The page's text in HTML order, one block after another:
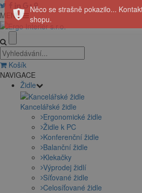
MENU
Košík
NAVIGACE
Židle
Kancelářské židle
Ergonomické židle
Židle k PC
Konferenční židle
Balanční židle
Klekačky
Výprodej židlí
Síťované židle
Celosíťované židle
Něco se strašně pokazilo...
shopu.